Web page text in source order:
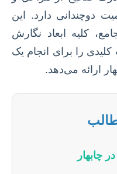
دوچندانی دارد. این
کلیه ابعاد نگارش
را برای انجام یک
ارائه می‌دهد.
چابهار